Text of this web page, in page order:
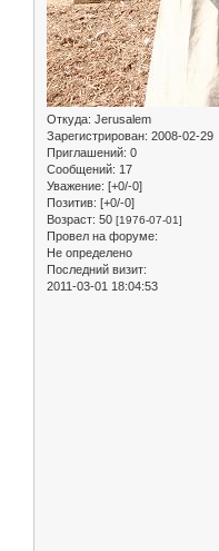
Откуда: Jerusalem
Зарегистрирован: 2008-02-29
Приглашений: 0
Сообщений: 17
Уважение: [+0/-0]
Позитив: [+0/-0]
Возраст: 50 [1976-07-01]
Провел на форуме:
Не определено
Последний визит:
2011-03-01 18:04:53